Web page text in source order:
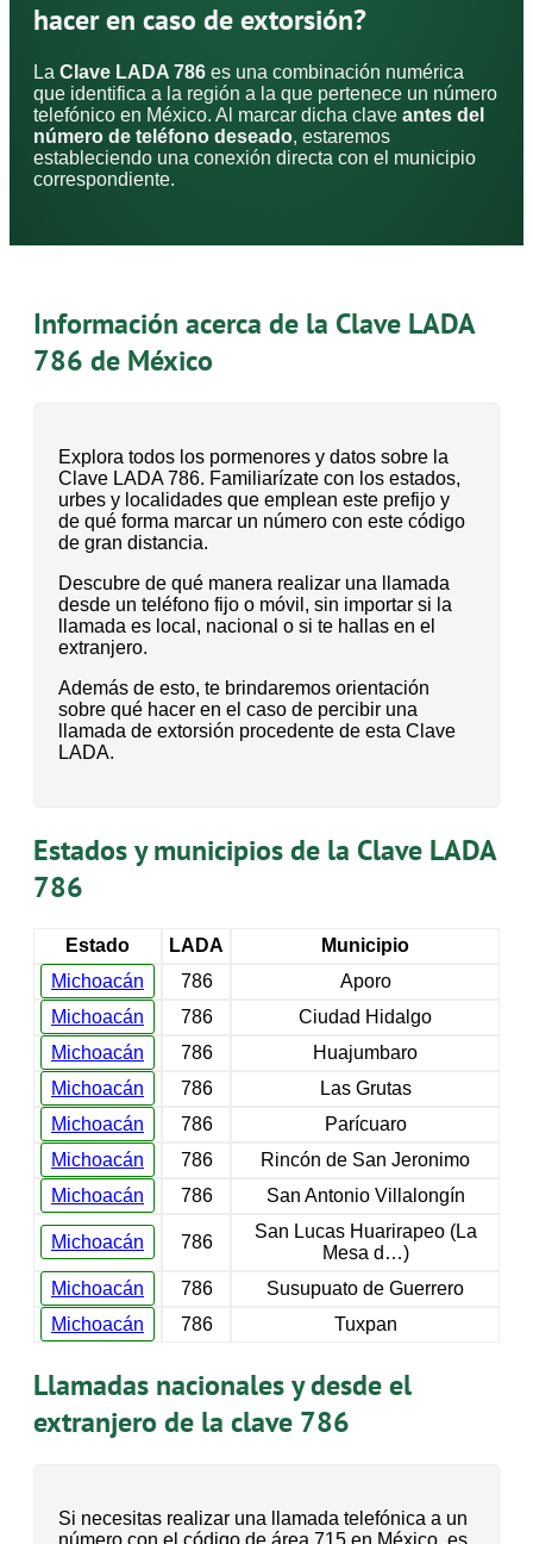
hacer en caso de extorsión?
La Clave LADA 786 es una combinación numérica
que identifica a la región a la que pertenece un número
telefónico en México. Al marcar dicha clave antes del
número de teléfono deseado, estaremos
estableciendo una conexión directa con el municipio
correspondiente.
Información acerca de la Clave LADA
786 de México
Explora todos los pormenores y datos sobre la
Clave LADA 786. Familiarízate con los estados,
urbes y localidades que emplean este prefijo y
de qué forma marcar un número con este código
de gran distancia.
Descubre de qué manera realizar una llamada
desde un teléfono fijo o móvil, sin importar si la
llamada es local, nacional o si te hallas en el
extranjero.
Además de esto, te brindaremos orientación
sobre qué hacer en el caso de percibir una
llamada de extorsión procedente de esta Clave
LADA.
Estados y municipios de la Clave LADA
786
Estado LADA
Municipio
Michoacán
786
Aporo
Michoacán
786
Ciudad Hidalgo
Michoacán
786
Huajumbaro
Michoacán
786
Las Grutas
Michoacán
786
Parícuaro
Michoacán
786
Rincón de San Jeronimo
Michoacán
786 San Antonio Villalongín
Michoacán 786
San Lucas Huarirapeo (La
Mesa d…)
Michoacán
786
Susupuato de Guerrero
Michoacán
786 Tuxpan
Llamadas nacionales y desde el
extranjero de la clave 786
Si necesitas realizar una llamada telefónica a un